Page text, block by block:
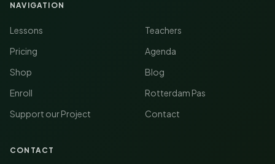
NAVIGATION
Lessons
Teachers
Pricing
Agenda
Shop
Blog
Enroll
Rotterdam Pas
Support our Project
Contact
CONTACT